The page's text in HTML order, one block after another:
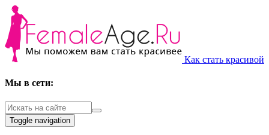
Как стать красивой
Мы в сети:
Toggle navigation